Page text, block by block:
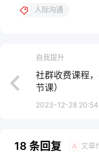
人际沟通
自我提升
社群收费课程
节课）
2023-12-28
18 条回复 A 文章